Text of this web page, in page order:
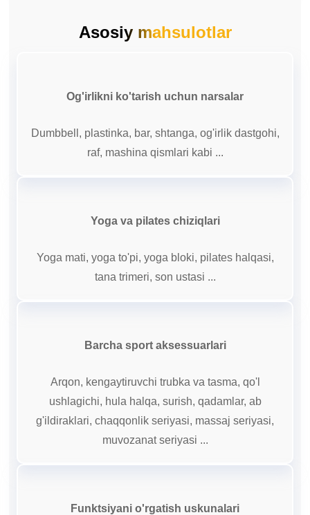
Asosiy mahsulotlar
Og'irlikni ko'tarish uchun narsalar
Dumbbell, plastinka, bar, shtanga, og'irlik dastgohi,
raf, mashina qismlari kabi ...
Yoga va pilates chiziqlari
Yoga mati, yoga to'pi, yoga bloki, pilates halqasi,
tana trimeri, son ustasi ...
Barcha sport aksessuarlari
Arqon, kengaytiruvchi trubka va tasma, qo'l
ushlagichi, hula halqa, surish, qadamlar, ab
g'ildiraklari, chaqqonlik seriyasi, massaj seriyasi,
muvozanat seriyasi ...
Funktsiyani o'rgatish uskunalari